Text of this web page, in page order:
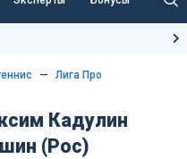
Лига Про
Кадулин
(Рос)